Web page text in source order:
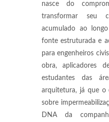
nasce do
transformar seu
acumulado ao
fonte estruturada e
para engenheiros
obra, aplicadores
estudantes das
arquitetura, já que o
sobre
DNA da